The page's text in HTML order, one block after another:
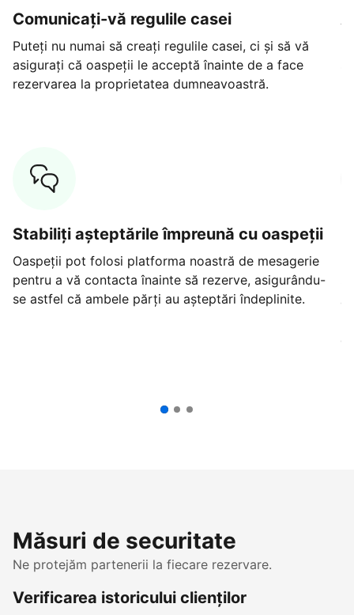
Comunicați-vă regulile casei
Puteți nu numai să creați regulile casei, ci și să vă
asigurați că oaspeții le acceptă înainte de a face
rezervarea la proprietatea dumneavoastră.
Stabiliți așteptările împreună cu oaspeții
Oaspeții pot folosi platforma noastră de mesagerie
pentru a vă contacta înainte să rezerve, asigurându-
se astfel că ambele părți au așteptări îndeplinite.
Măsuri de securitate
Ne protejăm partenerii la fiecare rezervare.
Verificarea istoricului clienților